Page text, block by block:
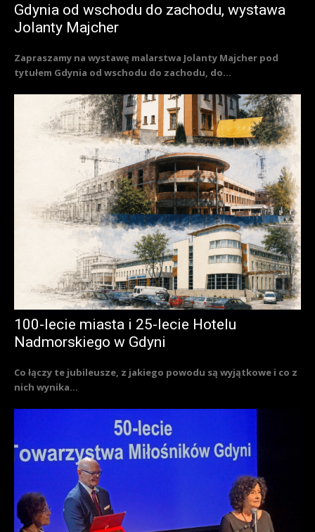
Gdynia od wschodu do zachodu, wystawa
Jolanty Majcher
Zapraszamy na wystawę malarstwa Jolanty Majcher pod
tytułem Gdynia od wschodu do zachodu, do...
100-lecie miasta i 25-lecie Hotelu
Nadmorskiego w Gdyni
Co łączy te jubileusze, z jakiego powodu są wyjątkowe i co z
nich wynika...